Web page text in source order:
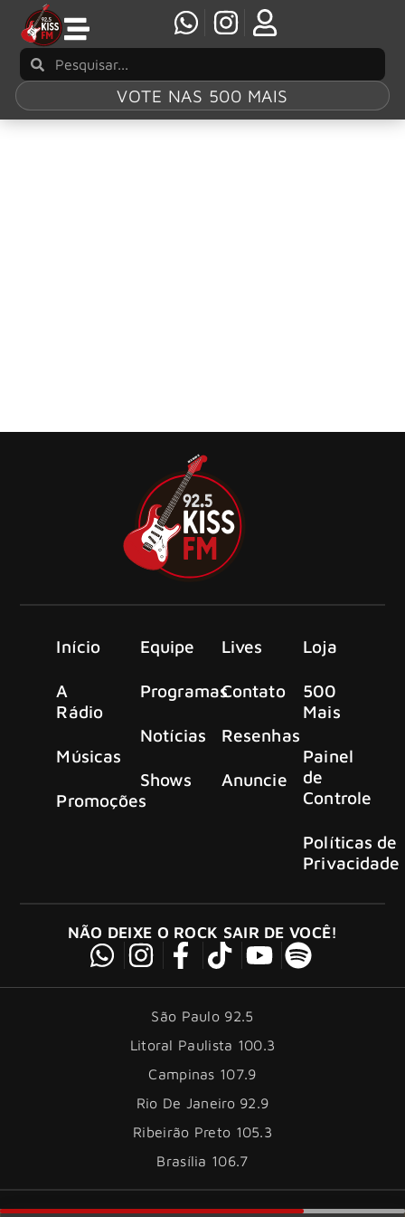
VOTE NAS 500 MAIS
Início
A
Rádio
Músicas
Promoções
Equipe
Programas
Notícias
Shows
Lives
Contato
Resenhas
Anuncie
Loja
500
Mais
Painel
de
Controle
Políticas de
Privacidade
NÃO DEIXE O ROCK SAIR DE VOCÊ!
São Paulo 92.5
Litoral Paulista 100.3
Campinas 107.9
Rio De Janeiro 92.9
Ribeirão Preto 105.3
Brasília 106.7